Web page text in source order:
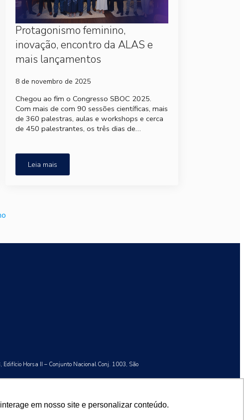
em nosso site e personalizar conteúdo.
Protagonismo feminino,
inovação, encontro da ALAS e
mais lançamentos
8 de novembro de 2025
Chegou ao fim o Congresso SBOC 2025.
Com mais de com 90 sessões científicas, mais
de 360 palestras, aulas e workshops e cerca
de 450 palestrantes, os três dias de…
Leia mais
Horsa II – Conjunto Nacional Conj. 1003, São